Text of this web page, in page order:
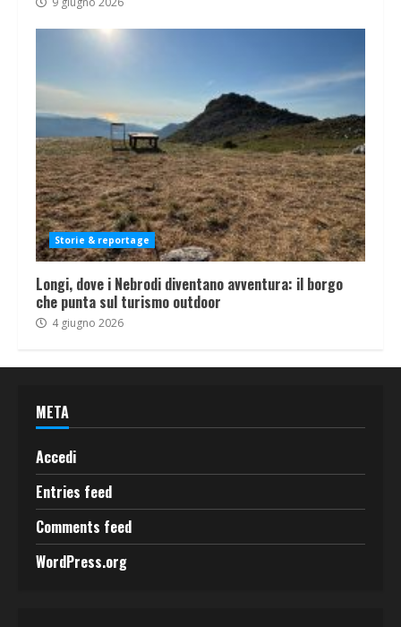
Storie & reportage
Longi, dove i Nebrodi diventano avventura: il borgo
che punta sul turismo outdoor
4 giugno 2026
META
Accedi
Entries feed
Comments feed
WordPress.org